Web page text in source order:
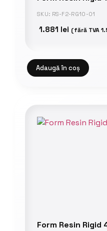
SKU: RS-F2-RG10-01
1.881 lei (fără TVA
Adaugă în coș
Form Resin